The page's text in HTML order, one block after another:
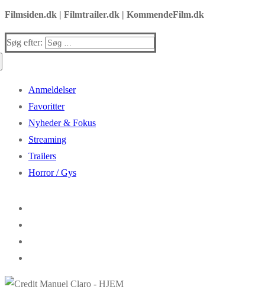
Filmsiden.dk | Filmtrailer.dk | KommendeFilm.dk
Søg efter:
Anmeldelser
Favoritter
Nyheder & Fokus
Streaming
Trailers
Horror / Gys